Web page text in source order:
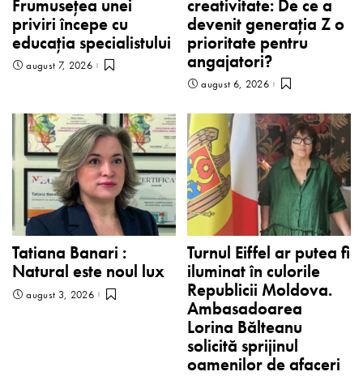
Frumusețea unei
priviri începe cu
educația specialistului
august 7, 2026
creativitate: De ce a
devenit generația Z o
prioritate pentru
angajatori?
august 6, 2026
Tatiana Banari :
Natural este noul lux
august 3, 2026
Turnul Eiffel ar putea fi
iluminat în culorile
Republicii Moldova.
Ambasadoarea
Lorina Bălteanu
solicită sprijinul
oamenilor de afaceri